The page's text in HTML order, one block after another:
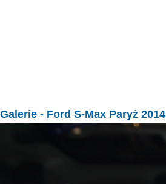
Galerie - Ford S-Max Paryż 2014